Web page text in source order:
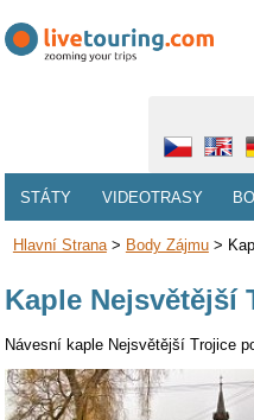
STÁTY VIDEOTRASY
Hlavní Strana> Body Zájmu>
Kaple Nejsvětější
Návesní kaple Nejsvětější Trojice